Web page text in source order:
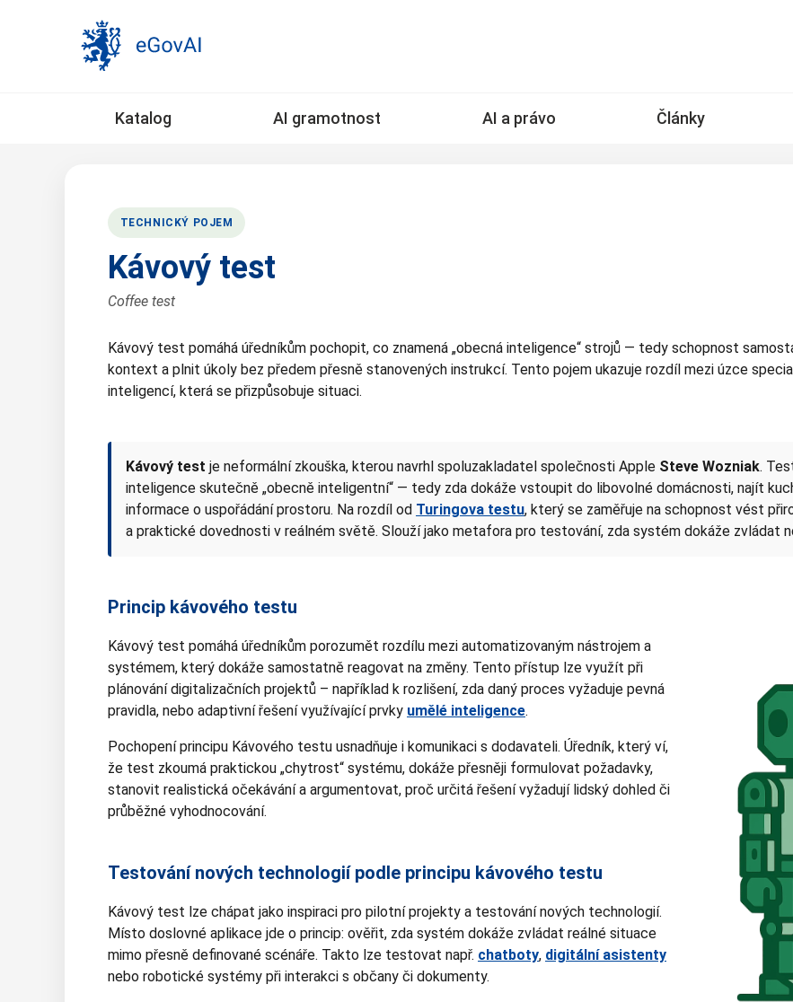
Katalog AI gramotnost AI a právo Články
TECHNICKÝ POJEM
Kávový test
Coffee test
Kávový test pomáhá úředníkům pochopit, co znamená „obecná inteligence“ strojů — tedy schopnost
kontext a plnit úkoly bez předem přesně stanovených instrukcí. Tento pojem ukazuje rozdíl mezi úzce
inteligencí, která se přizpůsobuje situaci.
Kávový test je neformální zkouška, kterou navrhl spoluzakladatel společnosti Apple Steve Wozniak.
inteligence skutečně „obecně inteligentní“ — tedy zda dokáže vstoupit do libovolné domácnosti, najít
informace o uspořádání prostoru. Na rozdíl od Turingova testu, který se zaměřuje na schopnost vést
a praktické dovednosti v reálném světě. Slouží jako metafora pro testování, zda systém dokáže zvládat
Princip kávového testu
Kávový test pomáhá úředníkům porozumět rozdílu mezi automatizovaným nástrojem a
systémem, který dokáže samostatně reagovat na změny. Tento přístup lze využít při
plánování digitalizačních projektů – například k rozlišení, zda daný proces vyžaduje pevná
pravidla, nebo adaptivní řešení využívající prvky umělé inteligence.
Pochopení principu Kávového testu usnadňuje i komunikaci s dodavateli. Úředník, který ví,
že test zkoumá praktickou „chytrost“ systému, dokáže přesněji formulovat požadavky,
stanovit realistická očekávání a argumentovat, proč určitá řešení vyžadují lidský dohled či
průběžné vyhodnocování.
Testování nových technologií podle principu kávového testu
Kávový test lze chápat jako inspiraci pro pilotní projekty a testování nových technologií.
Místo doslovné aplikace jde o princip: ověřit, zda systém dokáže zvládat reálné situace
mimo přesně definované scénáře. Takto lze testovat např. chatboty, digitální asistenty
nebo robotické systémy při interakci s občany či dokumenty.